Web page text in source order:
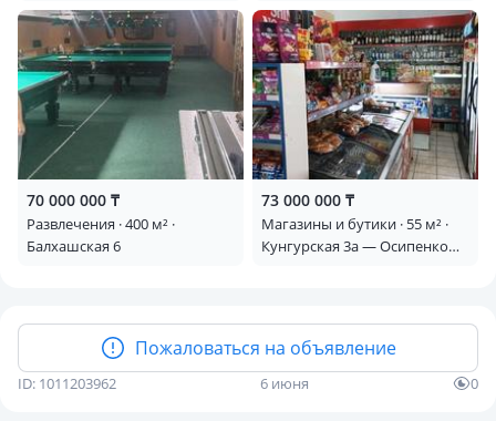
Байтенова
70 000 000 ₸
Развлечения · 400 м² ·
Балхашская 6
73 000 000 ₸
Магазины и бутики · 55 м² ·
Кунгурская 3а — Осипенко
Пожаловаться на объявление
ID: 1011203962 6 июня 0